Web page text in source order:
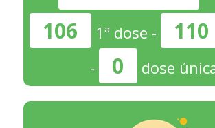
106 1ª dose - 110
-
0 dose